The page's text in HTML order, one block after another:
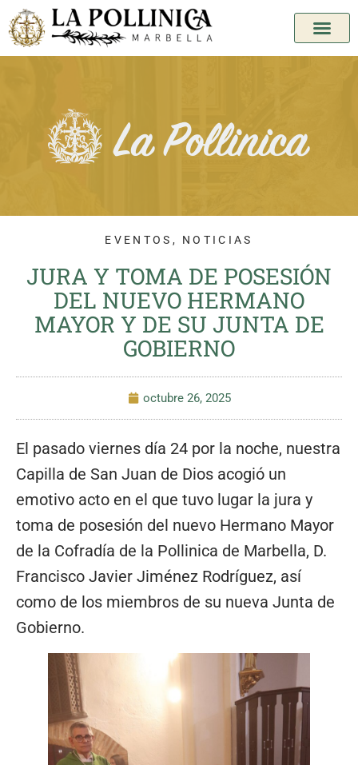
EVENTOS , NOTICIAS
JURA Y TOMA DE POSESIÓN
DEL NUEVO HERMANO
MAYOR Y DE SU JUNTA DE
GOBIERNO
octubre 26, 2025
El pasado viernes día 24 por la noche, nuestra
Capilla de San Juan de Dios acogió un
emotivo acto en el que tuvo lugar la jura y
toma de posesión del nuevo Hermano Mayor
de la Cofradía de la Pollinica de Marbella, D.
Francisco Javier Jiménez Rodríguez, así
como de los miembros de su nueva Junta de
Gobierno.